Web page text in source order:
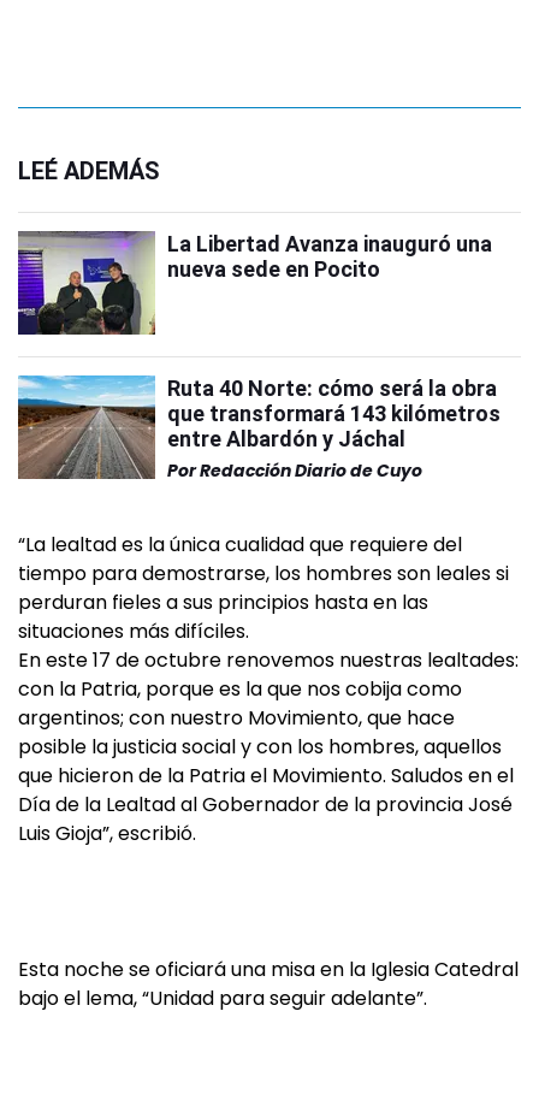
LEÉ ADEMÁS
La Libertad Avanza inauguró una
nueva sede en Pocito
Ruta 40 Norte: cómo será la obra
que transformará 143 kilómetros
entre Albardón y Jáchal
PorRedacción Diario de Cuyo
“La lealtad es la única cualidad que requiere del
tiempo para demostrarse, los hombres son leales si
perduran fieles a sus principios hasta en las
situaciones más difíciles.
En este 17 de octubre renovemos nuestras lealtades:
con la Patria, porque es la que nos cobija como
argentinos; con nuestro Movimiento, que hace
posible la justicia social y con los hombres, aquellos
que hicieron de la Patria el Movimiento. Saludos en el
Día de la Lealtad al Gobernador de la provincia José
Luis Gioja”, escribió.
Esta noche se oficiará una misa en la Iglesia Catedral
bajo el lema, “Unidad para seguir adelante”.